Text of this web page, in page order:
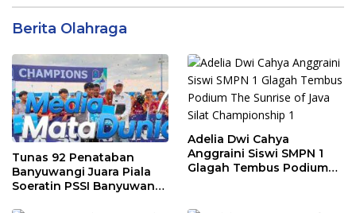
Berita Olahraga
Tunas 92 Penataban
Banyuwangi Juara Piala
Soeratin PSSI Banyuwangi
Adelia Dwi Cahya
Anggraini Siswi SMPN 1
Glagah Tembus Podium